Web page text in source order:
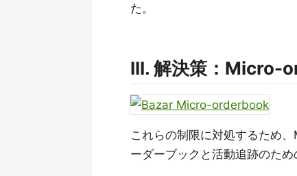
た。
III. 解決策：Micro-
これらの制限に対処するため
ーダーブックと活動追跡のた